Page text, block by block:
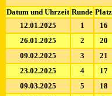
Datum und Uhrzeit Runde Platz
12.01.2025
1
16
26.01.2025
2
20
09.02.2025
3
21
23.02.2025
4
17
09.03.2025
5
18